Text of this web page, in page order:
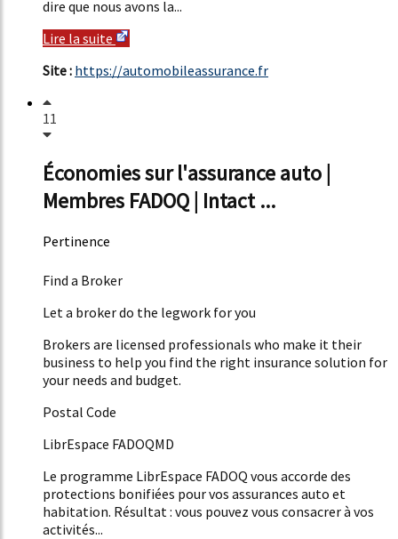
dire que nous avons la...
Lire la suite
Site : https://automobileassurance.fr
11
Économies sur l'assurance auto |
Membres FADOQ | Intact ...
Pertinence
Find a Broker
Let a broker do the legwork for you
Brokers are licensed professionals who make it their
business to help you find the right insurance solution for
your needs and budget.
Postal Code
LibrEspace FADOQMD
Le programme LibrEspace FADOQ vous accorde des
protections bonifiées pour vos assurances auto et
habitation. Résultat : vous pouvez vous consacrer à vos
activités...